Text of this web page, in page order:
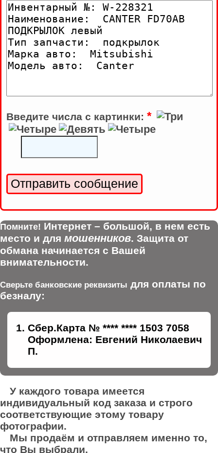
Введите числа с картинки: *
Помните! Интернет – большой, в нем есть
место и для мошенников. Защита от
обмана начинается с Вашей
внимательности.
Сверьте банковские реквизиты для оплаты по
безналу:
Сбер.Карта № **** **** 1503 7058
Оформлена: Евгений Николаевич
П.
У каждого товара имеется
индивидуальный код заказа и строго
соответствующие этому товару
фотографии.
Мы продаём и отправляем именно то,
что Вы выбрали.